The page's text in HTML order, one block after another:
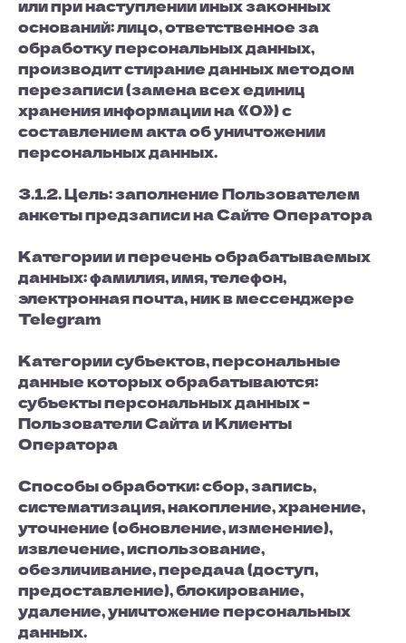
или при наступлении иных законных
оснований: лицо, ответственное за
обработку персональных данных,
производит стирание данных методом
перезаписи (замена всех единиц
хранения информации на «0») с
составлением акта об уничтожении
персональных данных.
3.1.2. Цель: заполнение Пользователем
анкеты предзаписи на Сайте Оператора
Категории и перечень обрабатываемых
данных: фамилия, имя, телефон,
электронная почта, ник в мессенджере
Telegram
Категории субъектов, персональные
данные которых обрабатываются:
субъекты персональных данных -
Пользователи Сайта и Клиенты
Оператора
Способы обработки: сбор, запись,
систематизация, накопление, хранение,
уточнение (обновление, изменение),
извлечение, использование,
обезличивание, передача (доступ,
предоставление), блокирование,
удаление, уничтожение персональных
данных.